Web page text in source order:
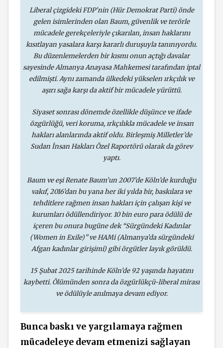
Liberal çizgideki FDP’nin (Hür Demokrat Parti) önde
gelen isimlerinden olan Baum, güvenlik ve terörle
mücadele gerekçeleriyle çıkarılan, insan haklarını
kısıtlayan yasalara karşı kararlı duruşuyla tanınıyordu.
Bu düzenlemelerden bir kısmı onun açtığı davalar
sayesinde Almanya Anayasa Mahkemesi tarafından iptal
edilmişti. Aynı zamanda ülkedeki yükselen ırkçılık ve
aşırı sağa karşı da aktif bir mücadele yürüttü.
Siyaset sonrası dönemde özellikle düşünce ve ifade
özgürlüğü, veri koruma, ırkçılıkla mücadele ve insan
hakları alanlarında aktif oldu. Birleşmiş Milletler’de
Sudan İnsan Hakları Özel Raportörü olarak da görev
yaptı.
Baum ve eşi Renate Baum’un 2007’de Köln’de kurduğu
vakıf, 2016’dan bu yana her iki yılda bir, baskılara ve
tehditlere rağmen insan hakları için çalışan kişi ve
kurumları ödüllendiriyor. 10 bin euro para ödülü de
içeren bu onura bugüne dek “Sürgündeki Kadınlar
(Women in Exile)” ve HAMi (Almanya’da sürgündeki
Afgan kadınlar girişimi) gibi örgütler layık görüldü.
15 Şubat 2025 tarihinde Köln’de 92 yaşında hayatını
kaybetti. Ölümünden sonra da özgürlükçü-liberal mirası
ve ödülüyle anılmaya devam ediyor.
Bunca baskı ve yargılamaya rağmen
mücadeleye devam etmenizi sağlayan